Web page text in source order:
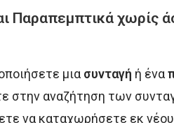
Παραπεμπτικά χωρίς
μια συνταγή ή ένα
στην αναζήτηση των
να καταχωρήσετε εκ νέου